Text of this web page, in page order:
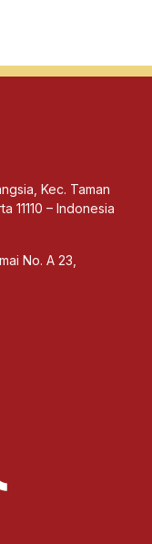
Kec. Taman
11110 – Indonesia
No. A 23,